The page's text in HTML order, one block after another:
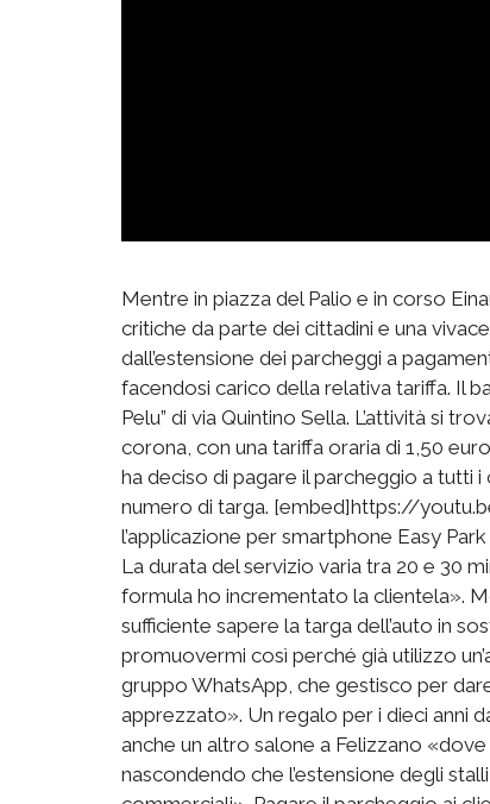
Mentre in piazza del Palio e in corso
critiche da parte dei cittadini e una
dall’estensione dei parcheggi a
facendosi carico della relativa tariffa. Il
Pelu” di via Quintino Sella. L’attività si
corona, con una tariffa oraria di 1,50
ha deciso di pagare il parcheggio a tutti
numero di targa. [embed]https://
l’applicazione per smartphone Easy
La durata del servizio varia tra 20 e 30
formula ho incrementato la clientela».
sufficiente sapere la targa dell’auto in
promuovermi così perché già utilizzo
gruppo WhatsApp, che gestisco per
apprezzato». Un regalo per i dieci anni
anche un altro salone a Felizzano
nascondendo che l’estensione degli